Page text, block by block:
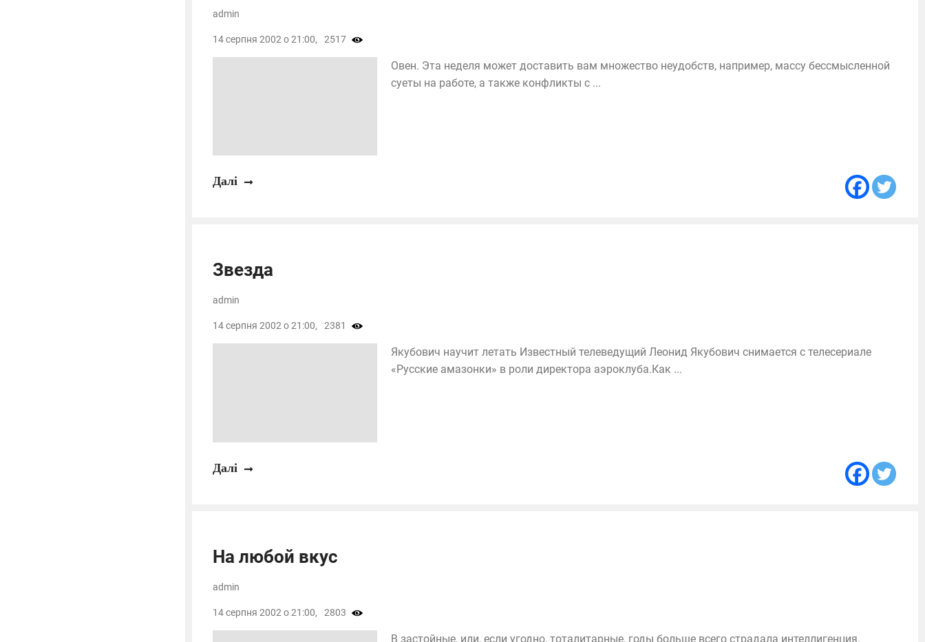
Овен. Эта неделя может доставить вам множество неудобств, например, массу бессмысленной
суеты на работе, а также конфликты с ...
admin
14 серпня 2002 о 21:00, 2517
Далі
Звезда
Якубович научит летать Известный телеведущий Леонид Якубович снимается с телесериале
«Русские амазонки» в роли директора аэроклуба.Как ...
admin
14 серпня 2002 о 21:00, 2381
Далі
На любой вкус
В застойные, или, если угодно, тоталитарные, годы больше всего страдала интеллигенция.
admin
14 серпня 2002 о 21:00, 2803